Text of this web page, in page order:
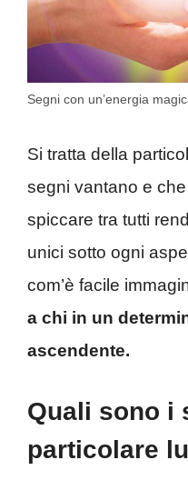
Segni con un’energia
Si tratta della
segni vantano e
spiccare tra tutti
unici sotto ogni
com’è facile
a chi in un
ascendente.
Quali sono i
particolare